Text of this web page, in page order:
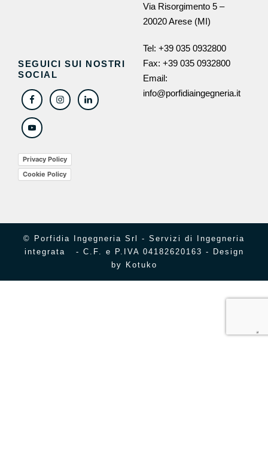
Via Risorgimento 5 –
20020 Arese (MI)
Tel: +39 035 0932800
Fax: +39 035 0932800
Email:
info@porfidiaingegneria.it
SEGUICI SUI NOSTRI
SOCIAL
Privacy Policy
Cookie Policy
© Porfidia Ingegneria Srl - Servizi di Ingegneria
integrata - C.F. e P.IVA 04182620163 - Design
by
Kotuko